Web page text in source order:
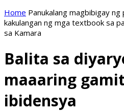
Home Panukalang magbibigay
kakulangan ng mga textbook sa
sa Kamara
Balita sa
maaaring
ibidensya